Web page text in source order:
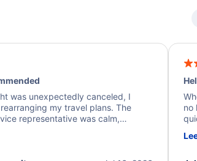
was unexpectedly canceled, I
my travel plans. The
representative was calm,
quickly found alternative flight
no